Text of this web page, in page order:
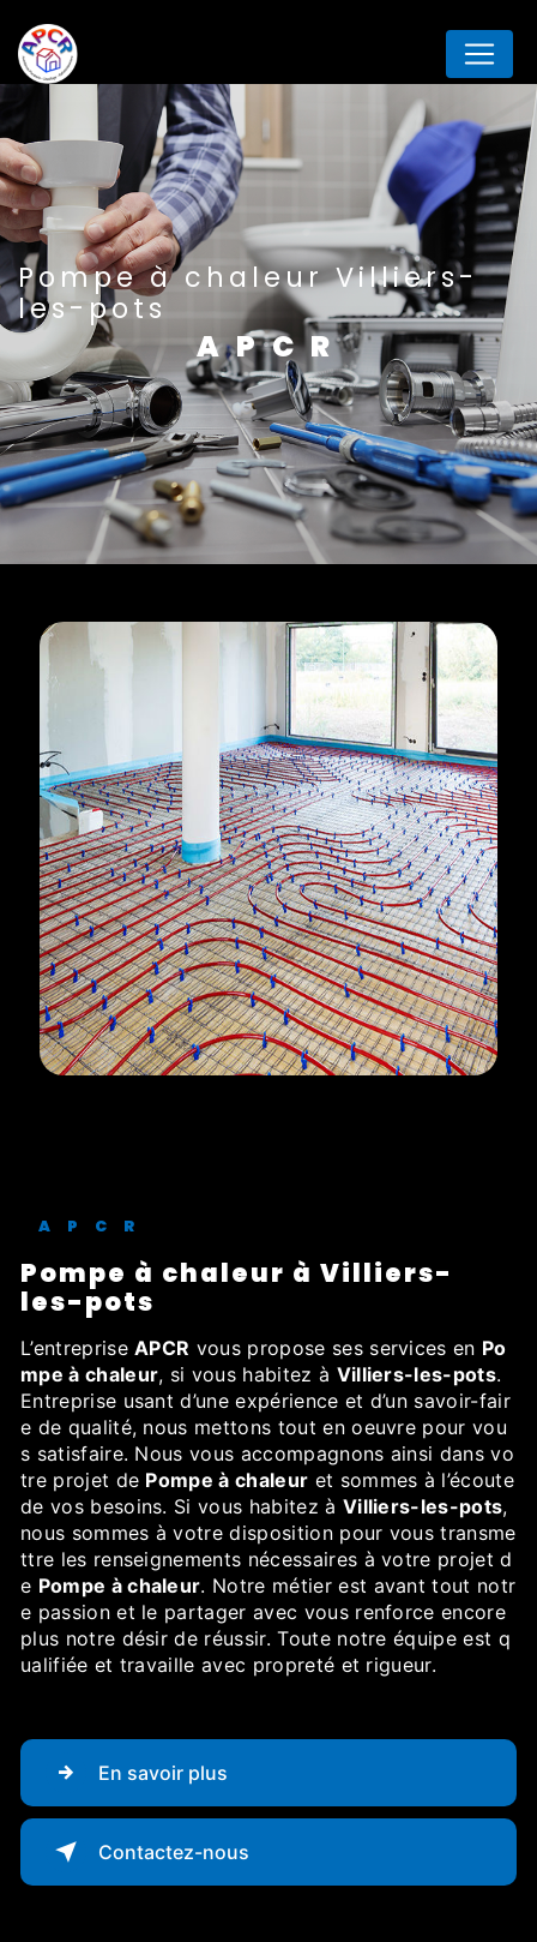
Pompe à chaleur Villiers-
les-pots
APCR
APCR
Pompe à chaleur à Villiers-
les-pots
L’entrepriseAPCR vous propose ses services en Po
mpe à chaleur, si vous habitez à Villiers-les-pots.
Entreprise usant d’une expérience et d’un savoir-fair
e de qualité, nous mettons tout en oeuvre pour vou
s satisfaire. Nous vous accompagnons ainsi dans vo
tre projet de Pompe à chaleur et sommes à l’écoute
de vos besoins. Si vous habitez à Villiers-les-pots,
nous sommes à votre disposition pour vous transme
ttre les renseignements nécessaires à votre projet d
e Pompe à chaleur. Notre métier est avant tout notr
e passion et le partager avec vous renforce encore
plus notre désir de réussir. Toute notre équipe est q
ualifiée et travaille avec propreté et rigueur.
En savoir plus
Contactez-nous